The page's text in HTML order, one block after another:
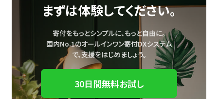
まずは体験してください。
寄付をもっとシンプルに、もっと自由に。
国内No.1のオールインワン寄付DXシステム
で、支援をはじめましょう。
30日間無料お試し